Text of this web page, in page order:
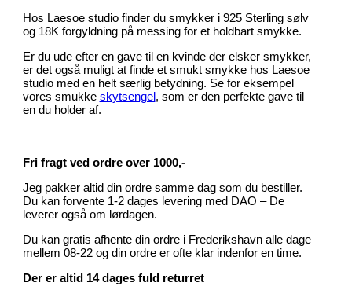
Hos Laesoe studio finder du smykker i 925 Sterling sølv
og 18K forgyldning på messing for et holdbart smykke.
Er du ude efter en gave til en kvinde der elsker smykker,
er det også muligt at finde et smukt smykke hos Laesoe
studio med en helt særlig betydning. Se for eksempel
vores smukke skytsengel, som er den perfekte gave til
en du holder af.
Fri fragt ved ordre over 1000,-
Jeg pakker altid din ordre samme dag som du bestiller.
Du kan forvente 1-2 dages levering med DAO – De
leverer også om lørdagen.
Du kan gratis afhente din ordre i Frederikshavn alle dage
mellem 08-22 og din ordre er ofte klar indenfor en time.
Der er altid 14 dages fuld returret